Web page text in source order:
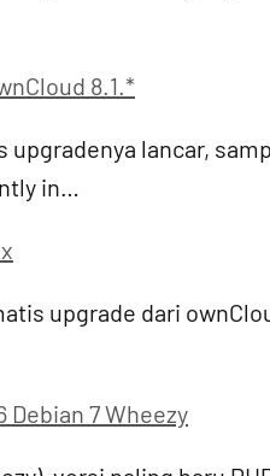
8.1.*
upgradenya lancar,
in…
upgrade dari
Debian 7 Wheezy